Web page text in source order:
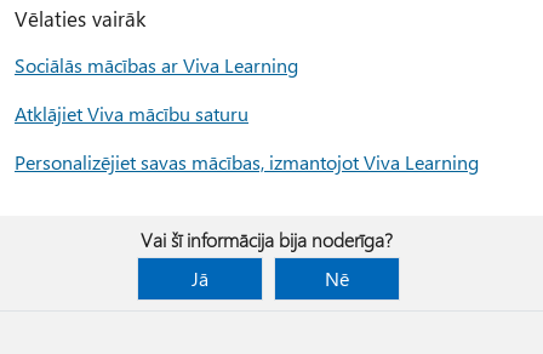
Vēlaties vairāk
Sociālās mācības ar Viva Learning
Atklājiet Viva mācību saturu
Personalizējiet savas mācības, izmantojot Viva Learning
Vai šī informācija bija noderīga?
Jā
Nē